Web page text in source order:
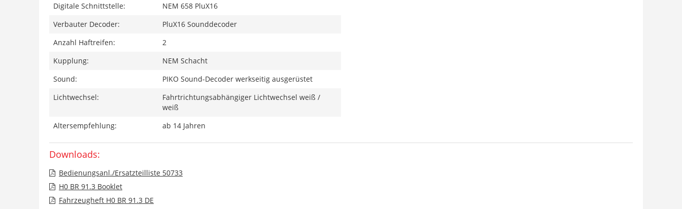
Digitale Schnittstelle:
NEM 658 PluX16
Verbauter Decoder:
PluX16 Sounddecoder
Anzahl Haftreifen:
2
Kupplung:
NEM Schacht
Sound:
PIKO Sound-Decoder werkseitig ausgerüstet
Lichtwechsel:
Fahrtrichtungsabhängiger Lichtwechsel weiß /
weiß
Altersempfehlung:
ab 14 Jahren
Downloads:
Bedienungsanl./Ersatzteilliste 50733
H0 BR 91.3 Booklet
Fahrzeugheft H0 BR 91.3 DE